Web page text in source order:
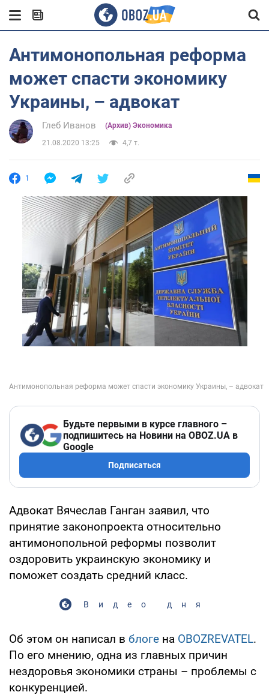
Антимонопольная реформа
может спасти экономику
Украины, – адвокат
Глеб Иванов (Архив) Экономика
21.08.2020 13:25 4,7 т.
1
Будьте первыми в курсе главного –
подпишитесь на Новини на OBOZ.UA в
Google
Подписаться
Адвокат Вячеслав Ганган заявил, что
принятие законопроекта относительно
антимонопольной реформы позволит
оздоровить украинскую экономику и
поможет создать средний класс.
Видео дня
Об этом он написал в блоге на OBOZREVATEL.
По его мнению, одна из главных причин
нездоровья экономики страны – проблемы с
конкуренцией.